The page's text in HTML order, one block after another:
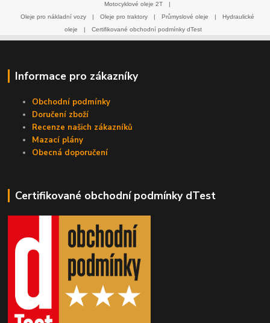
Motocyklové oleje 2T
Oleje pro nákladní vozy
Oleje pro traktory Průmyslové oleje
Hydraulické
oleje
Certifikované obchodní podmínky dTest
Informace pro zákazníky
Obchodní podmínky
Doručení zboží
Recenze našich zákazníků
Mazací plány
Obecná doporučení
Certifikované obchodní podmínky dTest